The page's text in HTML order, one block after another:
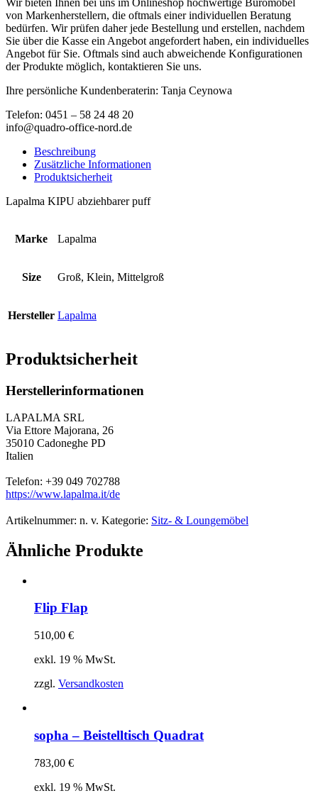
von Markenherstellern, die oftmals einer individuellen Beratung
bedürfen. Wir prüfen daher jede Bestellung und erstellen, nachdem
Sie über die Kasse ein Angebot angefordert haben, ein individuelles
Angebot für Sie. Oftmals sind auch abweichende Konfigurationen
der Produkte möglich, kontaktieren Sie uns.
Ihre persönliche Kundenberaterin: Tanja Ceynowa
Telefon: 0451 – 58 24 48 20
info@quadro-office-nord.de
Beschreibung
Zusätzliche Informationen
Produktsicherheit
Lapalma KIPU abziehbarer puff
Marke Lapalma
Size Groß, Klein, Mittelgroß
Hersteller Lapalma
Produktsicherheit
Herstellerinformationen
LAPALMA SRL
Via Ettore Majorana, 26
35010 Cadoneghe PD
Italien
Telefon: +39 049 702788
https://www.lapalma.it/de
Artikelnummer: n. v. Kategorie: Sitz- & Loungemöbel
Ähnliche Produkte
Flip Flap
510,00 €
exkl. 19 % MwSt.
zzgl. Versandkosten
sopha – Beistelltisch Quadrat
783,00 €
exkl. 19 % MwSt.